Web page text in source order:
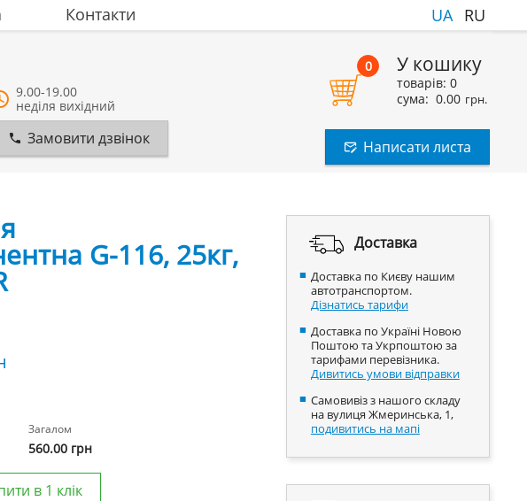
Контакти UA RU
9.00-19.00
неділя вихідний
Замовити дзвінок
0 У кошику
товарів: 0
сума: 0.00 грн.
Написати листа
G-116, 25кг,
Загалом
560.00 грн
в 1 клік
Доставка
Доставка по Києву нашим
автотранспортом.
Дізнатись тарифи
Доставка по Україні Новою
Поштою та Укрпоштою за
тарифами перевізника.
Дивитись умови відправки
Самовивіз з нашого складу
на вулиця Жмеринська, 1,
подивитись на мапі